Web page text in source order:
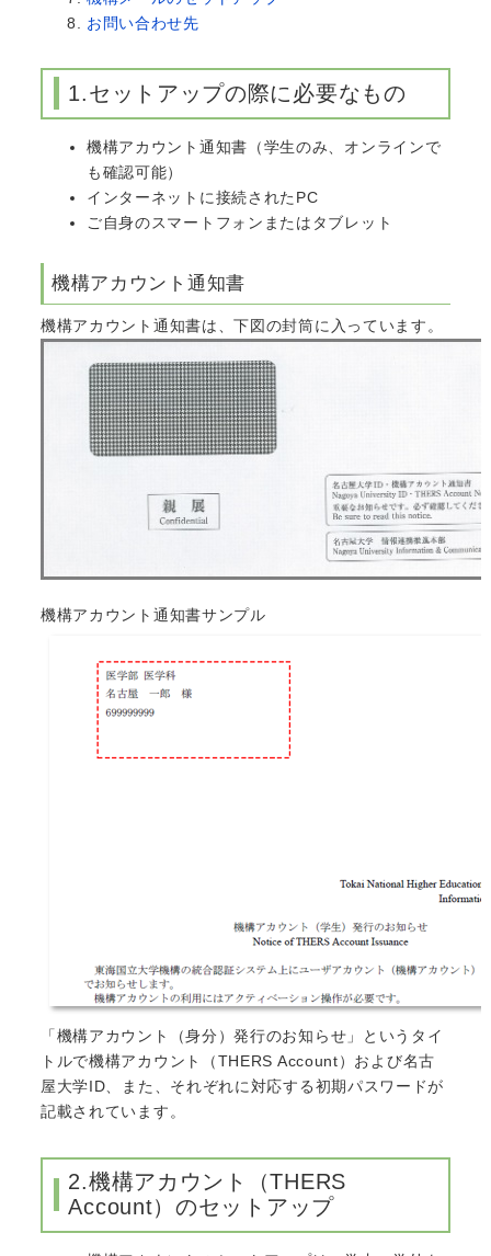
お問い合わせ先
1.セットアップの際に必要なもの
機構アカウント通知書（学生のみ、オンラインで
も確認可能）
インターネットに接続されたPC
ご自身のスマートフォンまたはタブレット
機構アカウント通知書
機構アカウント通知書は、下図の封筒に入っています。
機構アカウント通知書サンプル
「機構アカウント（身分）発行のお知らせ」というタイ
トルで機構アカウント（THERS Account）および名古
屋大学ID、また、それぞれに対応する初期パスワードが
記載されています。
2.機構アカウント（THERS
Account）のセットアップ